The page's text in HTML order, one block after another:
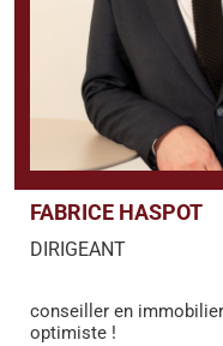
FABRICE HASPOT
DIRIGEANT
conseiller en
optimiste !